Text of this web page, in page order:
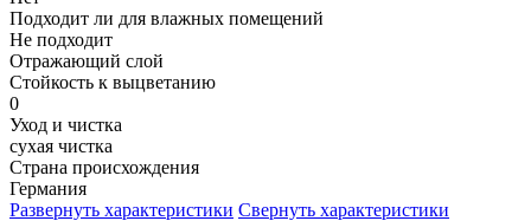
Подходит ли для влажных помещений
Не подходит
Отражающий слой
Стойкость к выцветанию
0
Уход и чистка
сухая чистка
Страна происхождения
Германия
Развернуть характеристики Свернуть характеристики